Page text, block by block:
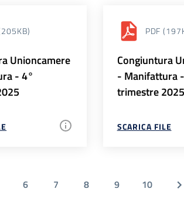
Unioncamere
- 4°
PDF
Congiuntura
- Manifattura
trimestre 2025
SCARICA FILE
6 7 8 9 10